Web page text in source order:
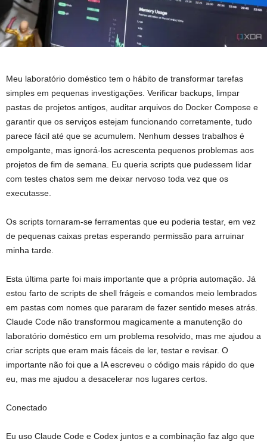
Meu laboratório doméstico tem o hábito de transformar tarefas
simples em pequenas investigações. Verificar backups, limpar
pastas de projetos antigos, auditar arquivos do Docker Compose e
garantir que os serviços estejam funcionando corretamente, tudo
parece fácil até que se acumulem. Nenhum desses trabalhos é
empolgante, mas ignorá-los acrescenta pequenos problemas aos
projetos de fim de semana. Eu queria scripts que pudessem lidar
com testes chatos sem me deixar nervoso toda vez que os
executasse.
Os scripts tornaram-se ferramentas que eu poderia testar, em vez
de pequenas caixas pretas esperando permissão para arruinar
minha tarde.
Esta última parte foi mais importante que a própria automação. Já
estou farto de scripts de shell frágeis e comandos meio lembrados
em pastas com nomes que pararam de fazer sentido meses atrás.
Claude Code não transformou magicamente a manutenção do
laboratório doméstico em um problema resolvido, mas me ajudou a
criar scripts que eram mais fáceis de ler, testar e revisar. O
importante não foi que a IA escreveu o código mais rápido do que
eu, mas me ajudou a desacelerar nos lugares certos.
Conectado
Eu uso Claude Code e Codex juntos e a combinação faz algo que